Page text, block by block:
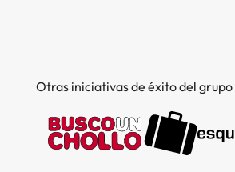
Otras iniciativas de éxito del